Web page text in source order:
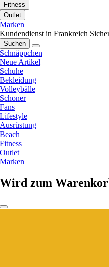
Fitness
Outlet
Marken
Kundendienst in Frankreich
Suchen
Schnäppchen
Neue Artikel
Schuhe
Bekleidung
Volleybälle
Schoner
Fans
Lifestyle
Ausrüstung
Beach
Fitness
Outlet
Marken
Wird zum